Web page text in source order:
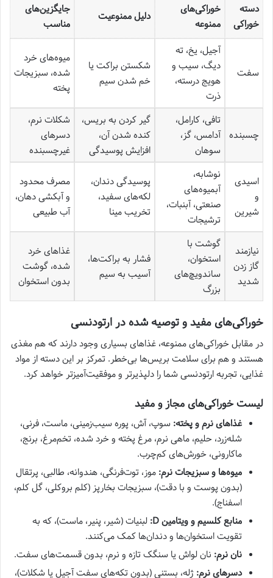
دسته
خوراکی
خوراکی‌های
ممنوعه
دلیل ممنوعیت
جایگزین‌های
مناسب
سفت
آجیل، یخ، ته
دیگ، سیب و
هویج درسته،
ذرت
شکستن براکت یا
خم شدن سیم
میوه‌های خرد
شده، سبزیجات
پخته
چسبنده
تافی، کارامل،
آدامس، گز،
سوهان
گیر کردن به بریس،
کنده شدن آن،
افزایش پوسیدگی
شکلات نرم،
دسرهای
غیرچسبنده
اسیدی
و
شیرین
نوشابه،
آبمیوه‌های
صنعتی، آبنبات،
ترشیجات
پوسیدگی دندان،
لکه‌های سفید،
تخریب مینا
مصرف محدود
و آبکشی دهان،
آب طبیعی
نیازمند
گاز زدن
شدید
گوشت با
استخوان،
ساندویچ‌های
بزرگ
فشار به براکت‌ها،
آسیب به سیم
غذاهای خرد
شده، گوشت
بدون استخوان
خوراکی‌های مفید و توصیه شده در ارتودنسی
در مقابل خوراکی‌های ممنوعه، غذاهای بسیاری وجود دارند که هم مغذی
هستند و هم برای سلامت بریس‌ها بی‌خطر. تمرکز بر این دسته از مواد
غذایی، تجربه ارتودنسی شما را دلپذیرتر و موفقیت‌آمیزتر خواهد کرد.
لیست خوراکی‌های مجاز و مفید
غذاهای نرم و پخته: سوپ، آش، پوره سیب‌زمینی، ماست، فرنی،
شله‌زرد، حلیم، ماهی نرم، مرغ پخته و خرد شده، تخم‌مرغ، برنج،
ماکارونی، خورش‌های کم‌چرب.
میوه‌ها و سبزیجات نرم: موز، توت‌فرنگی، هندوانه، طالبی، پرتقال
(بدون پوست و با دقت)، سبزیجات بخارپز (کلم بروکلی، گل کلم،
اسفناج).
منابع کلسیم و ویتامین D:
لبنیات (شیر، پنیر، ماست)، که به
تقویت استخوان‌ها و دندان‌ها کمک می‌کنند.
نان نرم: نان لواش یا سنگک تازه و نرم، بدون قسمت‌های سفت.
دسرهای نرم: ژله، بستنی (بدون تکه‌های سفت آجیل یا شکلات)،